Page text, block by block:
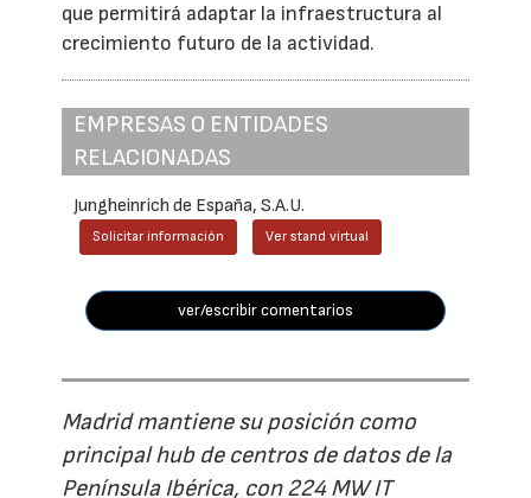
que permitirá adaptar la infraestructura al
crecimiento futuro de la actividad.
EMPRESAS O ENTIDADES
RELACIONADAS
Jungheinrich de España, S.A.U.
Solicitar información Ver stand virtual
ver/escribir comentarios
Madrid mantiene su posición como
principal hub de centros de datos de la
Península Ibérica, con 224 MW IT